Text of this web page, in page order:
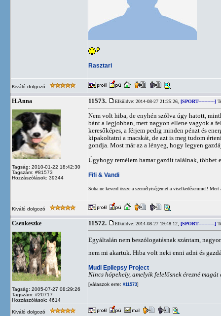
Rasztari
Kiváló dolgozó
H.Anna
Tagság: 2010-01-22 18:42:30
Tagszám: #81573
Hozzászólások: 39344
11573. Elküldve: 2014-08-27 21:25:26, [SPORT-----------]
Nem volt hiba, de enyhén szólva úgy hatott,
bánt a legjobban, mert nagyon ellene vagyok a
keresőképes, a férjem pedig minden pénzt és
kipakoltatni a macskát, de azt is meg tudom
gondja. Most már az a lényeg, hogy legyen
Úgyhogy remélem hamar gazdit találnak,
Fifi & Vandi
Soha ne keverd össze a személyiségemet a viselkedésemmel!
Kiváló dolgozó
Csenkeszke
Tagság: 2005-07-27 08:29:26
Tagszám: #20717
Hozzászólások: 4614
11572. Elküldve: 2014-08-27 19:48:12, [SPORT-----------]
Egyáltalán nem beszólogatásnak szántam,
nem mi akartuk. Hiba volt neki enni adni és
Mudi Epilepsy Project
Nincs hópehely, amelyik felelősnek érezné
[válaszok erre: #11573]
Kiváló dolgozó